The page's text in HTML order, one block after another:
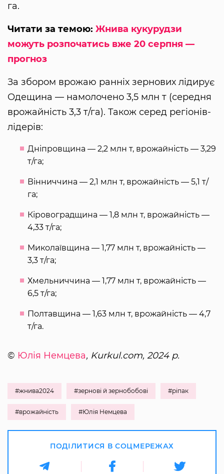
га.
Читати за темою: Жнива кукурудзи
можуть розпочатись вже 20 серпня —
прогноз
За збором врожаю ранніх зернових лідирує
Одещина — намолочено 3,5 млн т (середня
врожайність 3,3 т/га). Також серед регіонів-
лідерів:
Дніпровщина — 2,2 млн т, врожайність — 3,29
т/га;
Вінниччина — 2,1 млн т, врожайність — 5,1 т/
га;
Кіровоградщина — 1,8 млн т, врожайність —
4,33 т/га;
Миколаївщина — 1,77 млн т, врожайність —
3,3 т/га;
Хмельниччина — 1,77 млн т, врожайність —
6,5 т/га;
Полтавщина — 1,63 млн т, врожайність — 4,7
т/га.
© Юлія Немцева, Kurkul.com, 2024 р.
#жнива2024 #зернові й зернобобові #ріпак
#врожайність #Юлія Немцева
ПОДІЛИТИСЯ В СОЦМЕРЕЖАХ